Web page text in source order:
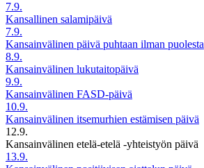
7.9.
Kansallinen salamipäivä
7.9.
Kansainvälinen päivä puhtaan ilman puolesta
8.9.
Kansainvälinen lukutaitopäivä
9.9.
Kansainvälinen FASD-päivä
10.9.
Kansainvälinen itsemurhien estämisen päivä
12.9.
Kansainvälinen etelä-etelä -yhteistyön päivä
13.9.